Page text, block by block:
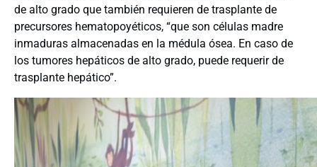
de alto grado que también requieren de trasplante de
precursores hematopoyéticos, “que son células madre
inmaduras almacenadas en la médula ósea. En caso de
los tumores hepáticos de alto grado, puede requerir de
trasplante hepático”.